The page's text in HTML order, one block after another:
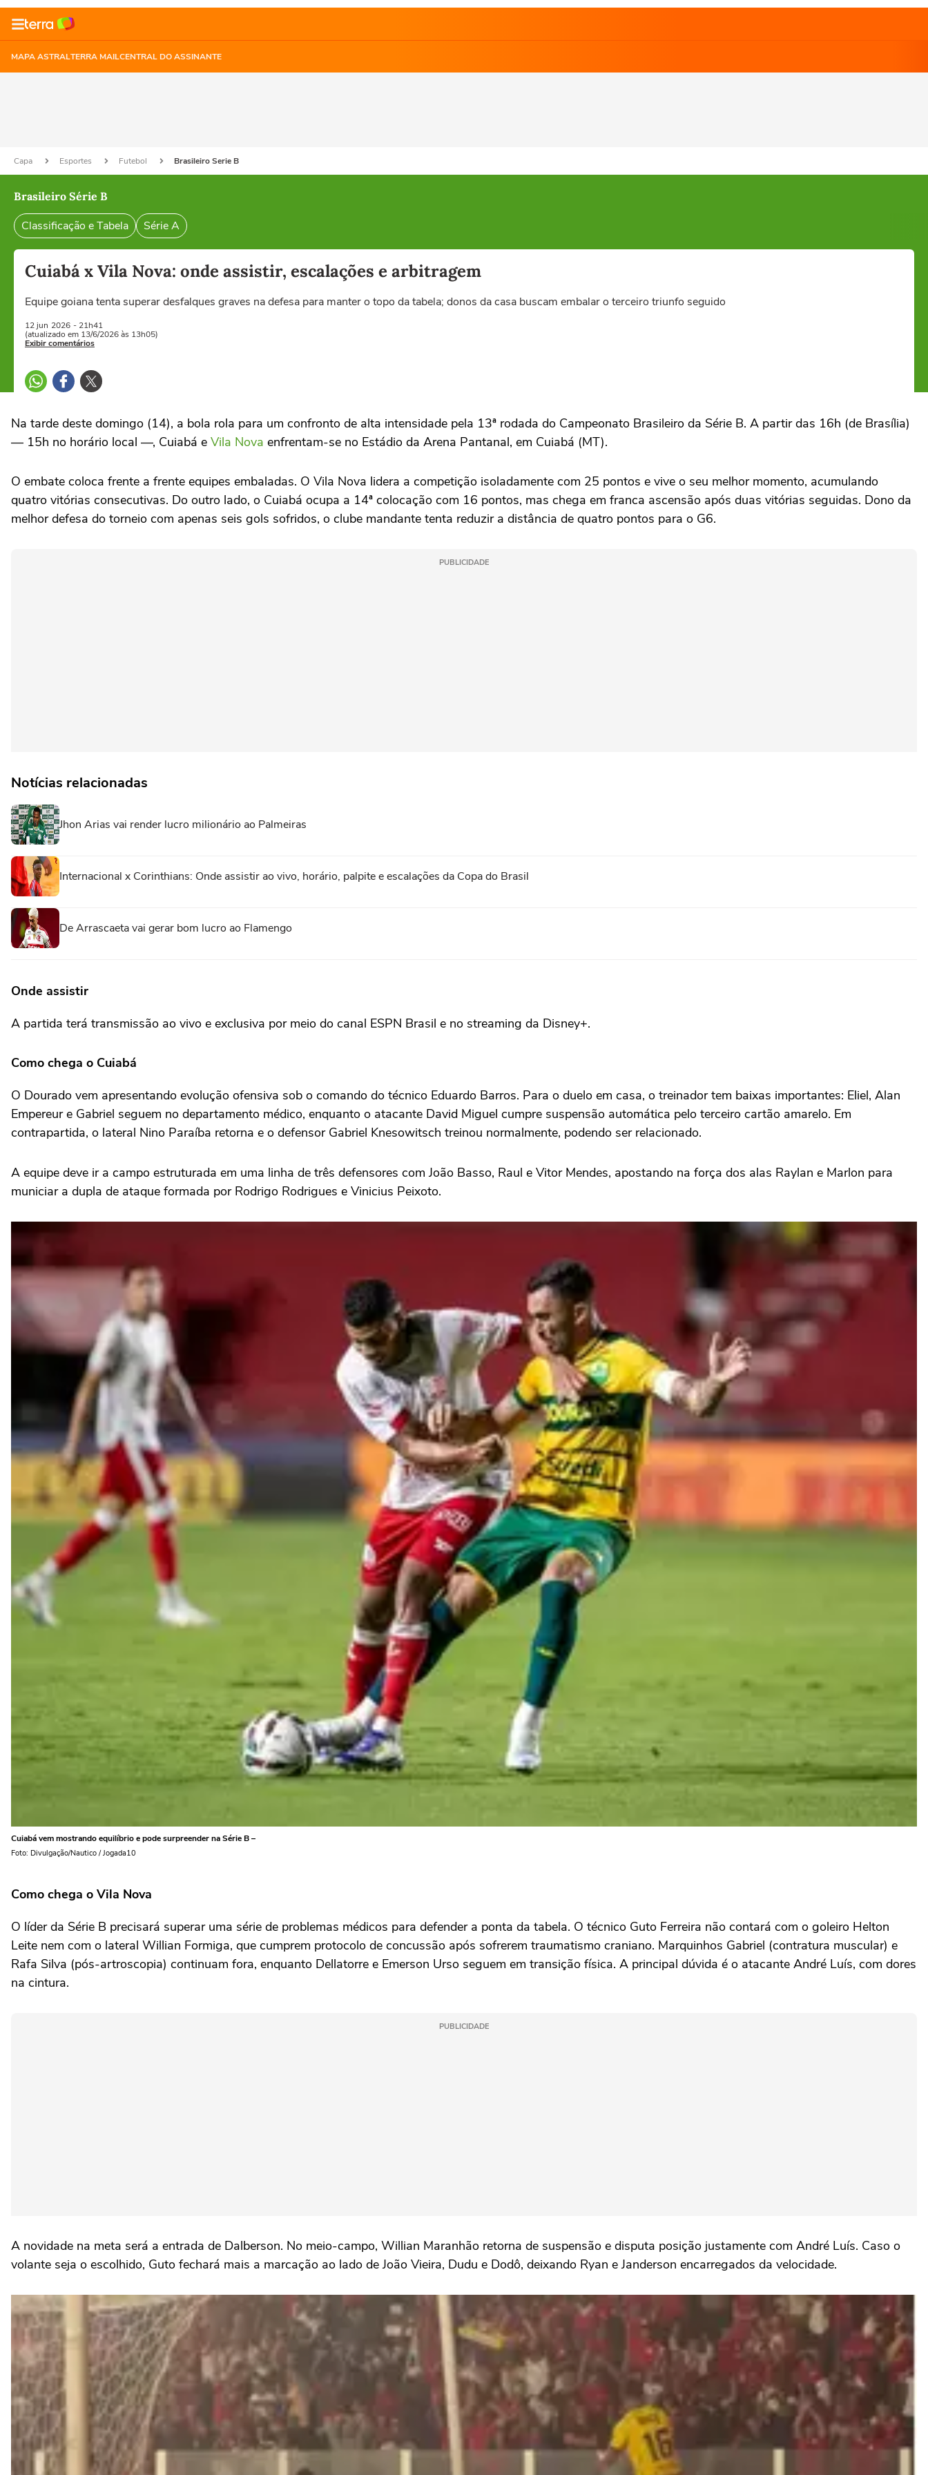
MAPA ASTRALTERRA MAILCENTRAL DO ASSINANTE
Capa Esportes Futebol Brasileiro Serie B
Brasileiro Série B
Classificação e Tabela Série A
Cuiabá x Vila Nova: onde assistir, escalações e arbitragem
Equipe goiana tenta superar desfalques graves na defesa para manter o topo da tabela; donos da casa buscam embalar o terceiro triunfo seguido
12 jun 2026 - 21h41
(atualizado em 13/6/2026 às 13h05)
Exibir comentários
Na tarde deste domingo (14), a bola rola para um confronto de alta intensidade pela 13ª rodada do Campeonato Brasileiro da Série B. A partir das 16h (de Brasília)
— 15h no horário local —, Cuiabá e Vila Nova enfrentam-se no Estádio da Arena Pantanal, em Cuiabá (MT).
O embate coloca frente a frente equipes embaladas. O Vila Nova lidera a competição isoladamente com 25 pontos e vive o seu melhor momento, acumulando
quatro vitórias consecutivas. Do outro lado, o Cuiabá ocupa a 14ª colocação com 16 pontos, mas chega em franca ascensão após duas vitórias seguidas. Dono da
melhor defesa do torneio com apenas seis gols sofridos, o clube mandante tenta reduzir a distância de quatro pontos para o G6.
PUBLICIDADE
Notícias relacionadas
Jhon Arias vai render lucro milionário ao Palmeiras
Internacional x Corinthians: Onde assistir ao vivo, horário, palpite e escalações da Copa do Brasil
De Arrascaeta vai gerar bom lucro ao Flamengo
Onde assistir
A partida terá transmissão ao vivo e exclusiva por meio do canal ESPN Brasil e no streaming da Disney+.
Como chega o Cuiabá
O Dourado vem apresentando evolução ofensiva sob o comando do técnico Eduardo Barros. Para o duelo em casa, o treinador tem baixas importantes: Eliel, Alan
Empereur e Gabriel seguem no departamento médico, enquanto o atacante David Miguel cumpre suspensão automática pelo terceiro cartão amarelo. Em
contrapartida, o lateral Nino Paraíba retorna e o defensor Gabriel Knesowitsch treinou normalmente, podendo ser relacionado.
A equipe deve ir a campo estruturada em uma linha de três defensores com João Basso, Raul e Vitor Mendes, apostando na força dos alas Raylan e Marlon para
municiar a dupla de ataque formada por Rodrigo Rodrigues e Vinicius Peixoto.
Cuiabá vem mostrando equilíbrio e pode surpreender na Série B –
Foto: Divulgação/Nautico / Jogada10
Como chega o Vila Nova
O líder da Série B precisará superar uma série de problemas médicos para defender a ponta da tabela. O técnico Guto Ferreira não contará com o goleiro Helton
Leite nem com o lateral Willian Formiga, que cumprem protocolo de concussão após sofrerem traumatismo craniano. Marquinhos Gabriel (contratura muscular) e
Rafa Silva (pós-artroscopia) continuam fora, enquanto Dellatorre e Emerson Urso seguem em transição física. A principal dúvida é o atacante André Luís, com dores
na cintura.
PUBLICIDADE
A novidade na meta será a entrada de Dalberson. No meio-campo, Willian Maranhão retorna de suspensão e disputa posição justamente com André Luís. Caso o
volante seja o escolhido, Guto fechará mais a marcação ao lado de João Vieira, Dudu e Dodô, deixando Ryan e Janderson encarregados da velocidade.